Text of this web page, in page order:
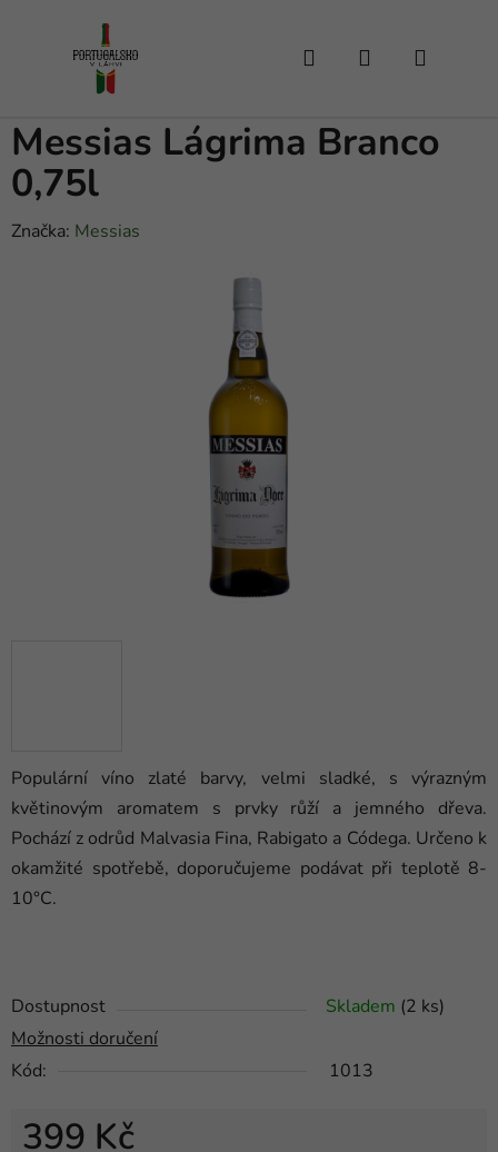
Hledat NÁKUPNÍ
Populární víno zlaté barvy, velmi sladké, s výrazným
květinovým aromatem s prvky růží a jemného dřeva.
Pochází z odrůd Malvasia Fina, Rabigato a Códega. Určeno k
okamžité spotřebě, doporučujeme podávat při teplotě 8-
10°C.
Dostupnost Skladem (2 ks)
Možnosti doručení
Kód:
1013
399 Kč
Messias Lágrima Branco
0,75l
Značka: Messias